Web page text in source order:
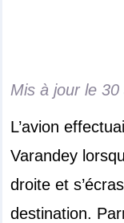
Mis à jour le30
L’avion
Varandey
droite et
destination.